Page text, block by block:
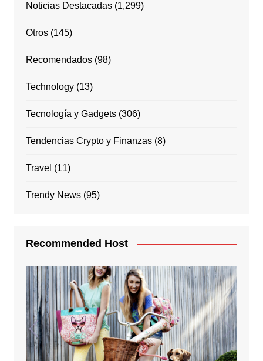
Noticias Destacadas(1,299)
Otros(145)
Recomendados(98)
Technology(13)
Tecnología y Gadgets(306)
Tendencias Crypto y Finanzas(8)
Travel (11)
Trendy News(95)
Recommended Host